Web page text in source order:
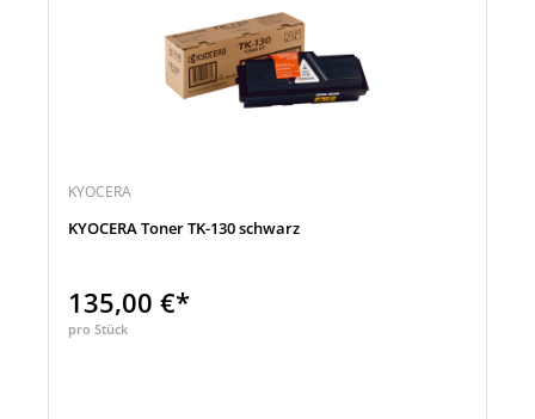
KYOCERA
KYOCERA Toner TK-130 schwarz
135,00 €*
pro Stück